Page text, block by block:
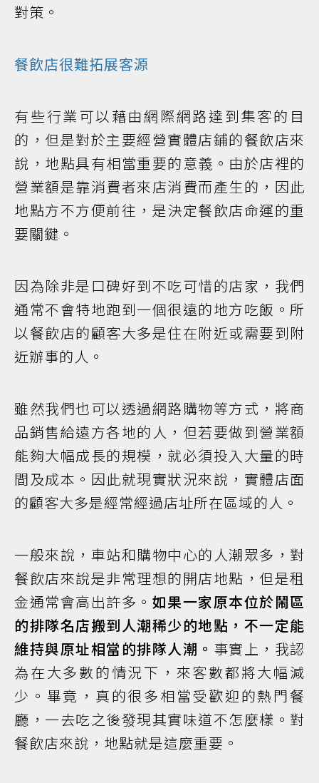
對策。
餐飲店很難拓展客源
有些行業可以藉由網際網路達到集客的目
的，但是對於主要經營實體店鋪的餐飲店來
說，地點具有相當重要的意義。由於店裡的
營業額是靠消費者來店消費而產生的，因此
地點方不方便前往，是決定餐飲店命運的重
要關鍵。
因為除非是口碑好到不吃可惜的店家，我們
通常不會特地跑到一個很遠的地方吃飯。所
以餐飲店的顧客大多是住在附近或需要到附
近辦事的人。
雖然我們也可以透過網路購物等方式，將商
品銷售給遠方各地的人，但若要做到營業額
能夠大幅成長的規模，就必須投入大量的時
間及成本。因此就現實狀況來說，實體店面
的顧客大多是經常經過店址所在區域的人。
一般來說，車站和購物中心的人潮眾多，對
餐飲店來說是非常理想的開店地點，但是租
金通常會高出許多。 如果一家原本位於鬧區
的排隊名店搬到人潮稀少的地點，不一定能
維持與原址相當的排隊人潮。 事實上，我認
為在大多數的情況下，來客數都將大幅減
少。畢竟，真的很多相當受歡迎的熱門餐
廳，一去吃之後發現其實味道不怎麼樣。對
餐飲店來說，地點就是這麼重要。